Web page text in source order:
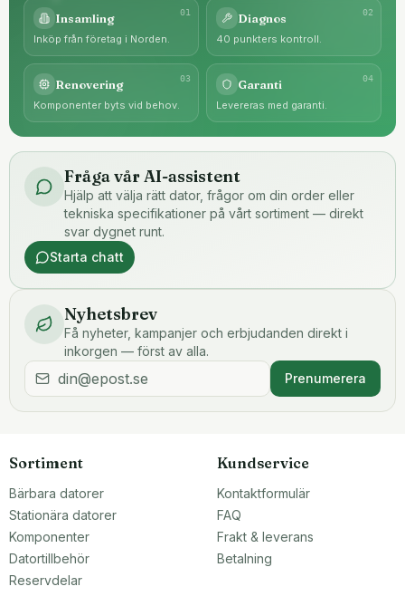
01
Insamling
Inköp från företag i Norden.
02
Diagnos
40 punkters kontroll.
03
Renovering
Komponenter byts vid behov.
04
Garanti
Levereras med garanti.
Fråga vår AI-assistent
Hjälp att välja rätt dator, frågor om din order eller
tekniska specifikationer på vårt sortiment — direkt
svar dygnet runt.
Starta chatt
Nyhetsbrev
Få nyheter, kampanjer och erbjudanden direkt i
inkorgen — först av alla.
Prenumerera
Sortiment
Bärbara datorer
Stationära datorer
Komponenter
Datortillbehör
Reservdelar
Kundservice
Kontaktformulär
FAQ
Frakt & leverans
Betalning